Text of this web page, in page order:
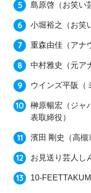
島原啓 （お笑い
小堀裕之 （お笑
重森由佳 （アナ
中村雅史 （元ア
ウインズ平阪
榊原暢宏 （ジ
表取締役）
濱田 剛史 （高槻
お見送り芸人し
10-